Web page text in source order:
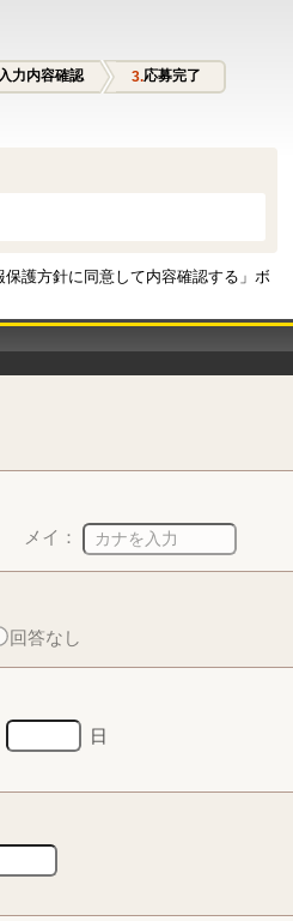
力内容確認 応募完了
護方針に同意して内容確認する」ボ
メイ：
回答なし
日